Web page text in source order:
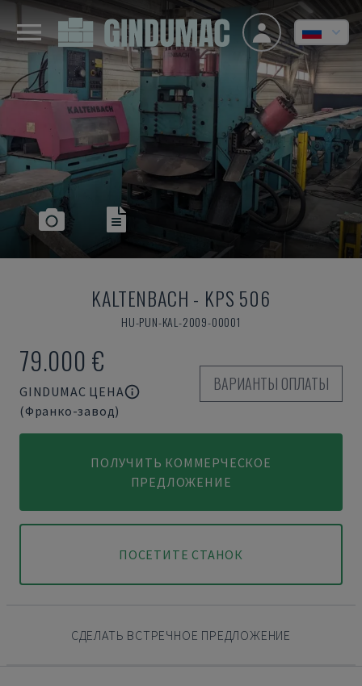
KALTENBACH - KPS 506
HU-PUN-KAL-2009-00001
79.000 €
GINDUMAC ЦЕНА
(Франко-завод)
ВАРИАНТЫ ОПЛАТЫ
ПОЛУЧИТЬ КОММЕРЧЕСКОЕ
ПРЕДЛОЖЕНИЕ
ПОСЕТИТЕ СТАНОК
СДЕЛАТЬ ВСТРЕЧНОЕ ПРЕДЛОЖЕНИЕ